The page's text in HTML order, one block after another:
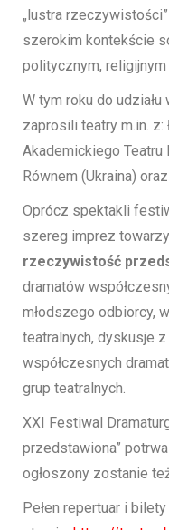
„lustra
szerokim kontekście
politycznym, religijnym
W tym roku do
zaprosili teatry m.in.
Akademickiego
Równem (Ukraina)
Oprócz spektakli
szereg imprez
rzeczywistość
dramatów
młodszego odbiorcy,
teatralnych, dyskusje
współczesnych
grup teatralnych.
XXI Festiwal
przedstawiona”
ogłoszony zostanie
Pełen repertuar i